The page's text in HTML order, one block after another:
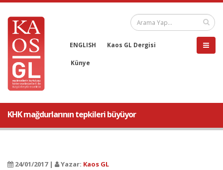
ENGLISH Kaos GL Dergisi
Künye
KHK mağdurlarının tepkileri büyüyor
24/01/2017 | Yazar: Kaos GL